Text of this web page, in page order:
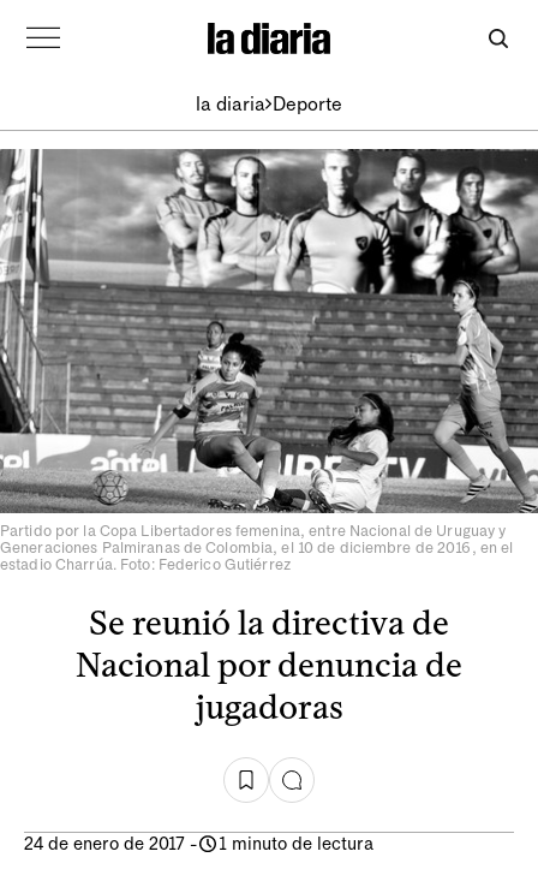
la diaria Deporte
Partido por la Copa Libertadores femenina, entre Nacional de Uruguay y
Generaciones Palmiranas de Colombia, el 10 de diciembre de 2016, en el
estadio Charrúa. Foto: Federico Gutiérrez
Se reunió la directiva de
Nacional por denuncia de
jugadoras
24 de enero de 2017 - 1 minuto de lectura